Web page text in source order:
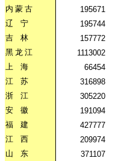
内 蒙 古 195671
辽
宁 195744
吉
林 157772
黑 龙 江 1113002
上
海 66454
江
苏 316898
浙
江 305220
安
徽 191094
福
建 427777
江
西 209974
山
东 371107